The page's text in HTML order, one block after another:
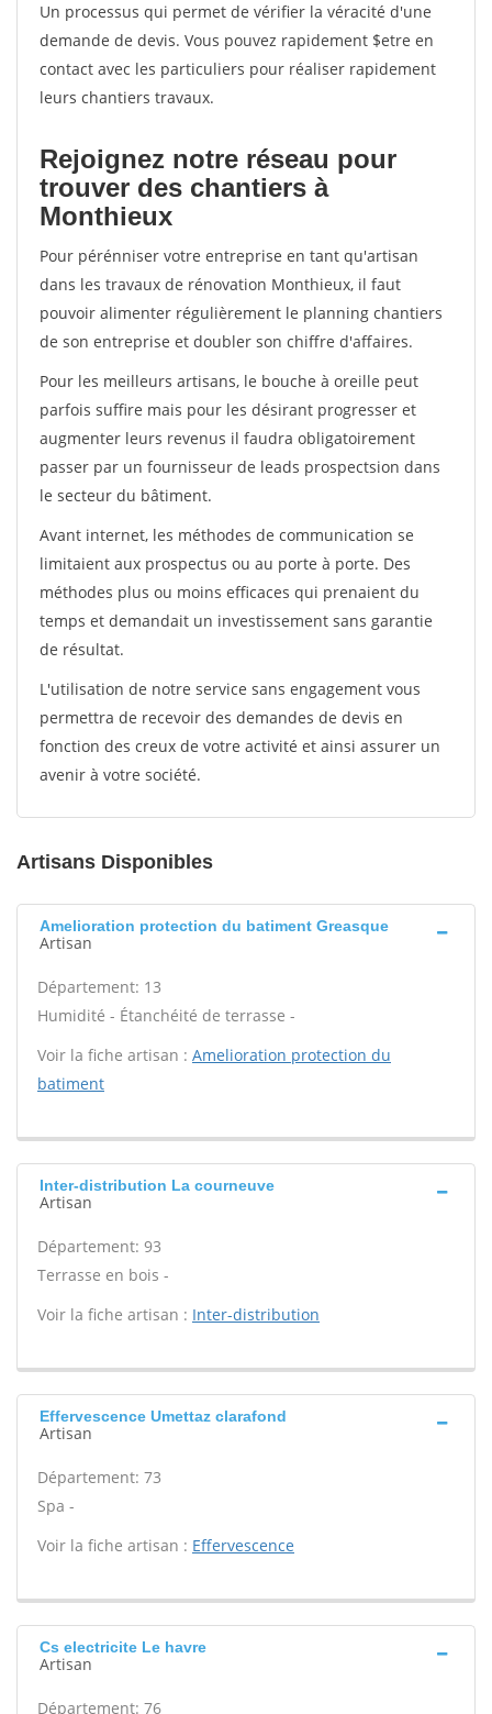
Un processus qui permet de vérifier la véracité d'une
demande de devis. Vous pouvez rapidement $etre en
contact avec les particuliers pour réaliser rapidement
leurs chantiers travaux.
Rejoignez notre réseau pour
trouver des chantiers à
Monthieux
Pour pérénniser votre entreprise en tant qu'artisan
dans les travaux de rénovation Monthieux, il faut
pouvoir alimenter régulièrement le planning chantiers
de son entreprise et doubler son chiffre d'affaires.
Pour les meilleurs artisans, le bouche à oreille peut
parfois suffire mais pour les désirant progresser et
augmenter leurs revenus il faudra obligatoirement
passer par un fournisseur de leads prospectsion dans
le secteur du bâtiment.
Avant internet, les méthodes de communication se
limitaient aux prospectus ou au porte à porte. Des
méthodes plus ou moins efficaces qui prenaient du
temps et demandait un investissement sans garantie
de résultat.
L'utilisation de notre service sans engagement vous
permettra de recevoir des demandes de devis en
fonction des creux de votre activité et ainsi assurer un
avenir à votre société.
Artisans Disponibles
Amelioration protection du batiment Greasque
Artisan
Département: 13
Humidité - Étanchéité de terrasse -
Voir la fiche artisan : Amelioration protection du
batiment
Inter-distribution La courneuve
Artisan
Département: 93
Terrasse en bois -
Voir la fiche artisan : Inter-distribution
Effervescence Umettaz clarafond
Artisan
Département: 73
Spa -
Voir la fiche artisan : Effervescence
Cs electricite Le havre
Artisan
Département: 76